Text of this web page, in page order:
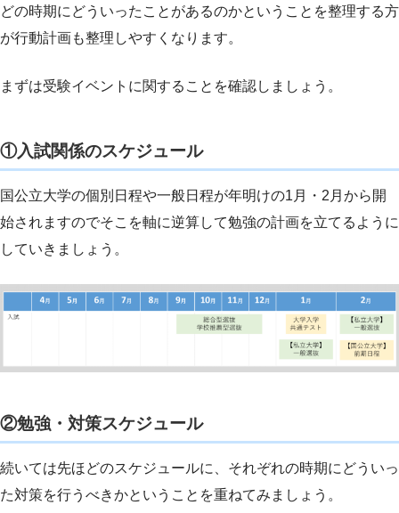
どの時期にどういったことがあるのかということを整理する方
が行動計画も整理しやすくなります。
まずは受験イベントに関することを確認しましょう。
①入試関係のスケジュール
国公立大学の個別日程や一般日程が年明けの1月・2月から開
始されますのでそこを軸に逆算して勉強の計画を立てるように
していきましょう。
②勉強・対策スケジュール
続いては先ほどのスケジュールに、それぞれの時期にどういっ
た対策を行うべきかということを重ねてみましょう。